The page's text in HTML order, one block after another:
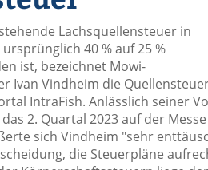
Lachsquellensteuer in
40 % auf 25 %
ist, bezeichnet Mowi-
Ivan Vindheim die
IntraFish. Anlässlich seiner
2. Quartal 2023 auf der
sich Vindheim "sehr
die Steuerpläne